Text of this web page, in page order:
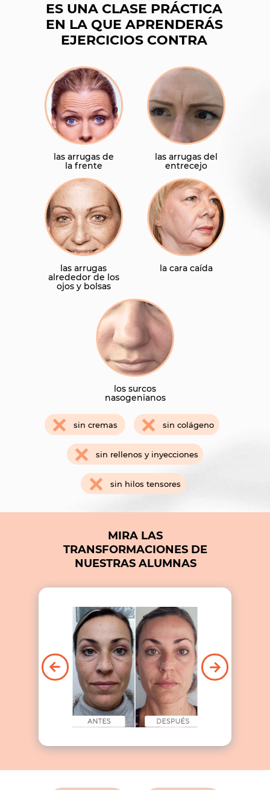
ES UNA CLASE PRÁCTICA
EN LA QUE APRENDERÁS
EJERCICIOS CONTRA
las arrugas de
la frente
sin cremas
sin hilos tensores
la cara caída
los surcos
nasogenianos
las arrugas del
entrecejo
sin rellenos y inyecciones
las arrugas
alrededor de los
ojos y bolsas
sin colágeno
MIRA LAS
TRANSFORMACIONES DE
NUESTRAS ALUMNAS